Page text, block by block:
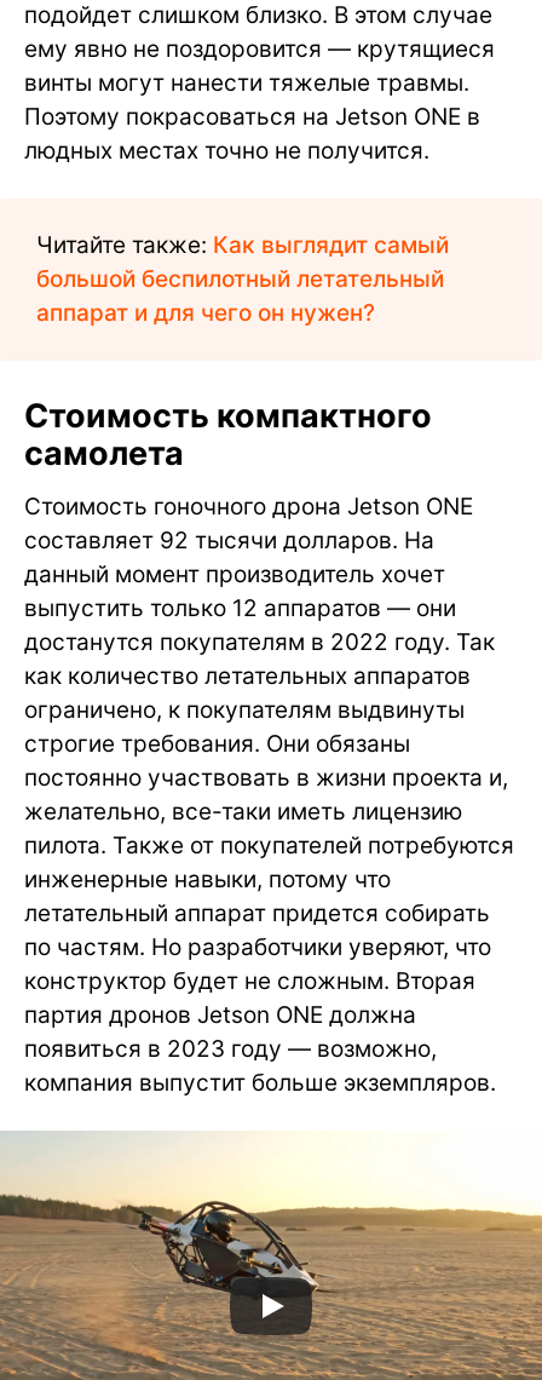
подойдет слишком близко. В этом случае
ему явно не поздоровится — крутящиеся
винты могут нанести тяжелые травмы.
Поэтому покрасоваться на Jetson ONE в
людных местах точно не получится.
Читайте также: Как выглядит самый
большой беспилотный летательный
аппарат и для чего он нужен?
Стоимость компактного
самолета
Стоимость гоночного дрона Jetson ONE
составляет 92 тысячи долларов. На
данный момент производитель хочет
выпустить только 12 аппаратов — они
достанутся покупателям в 2022 году. Так
как количество летательных аппаратов
ограничено, к покупателям выдвинуты
строгие требования. Они обязаны
постоянно участвовать в жизни проекта и,
желательно, все-таки иметь лицензию
пилота. Также от покупателей потребуются
инженерные навыки, потому что
летательный аппарат придется собирать
по частям. Но разработчики уверяют, что
конструктор будет не сложным. Вторая
партия дронов Jetson ONE должна
появиться в 2023 году — возможно,
компания выпустит больше экземпляров.